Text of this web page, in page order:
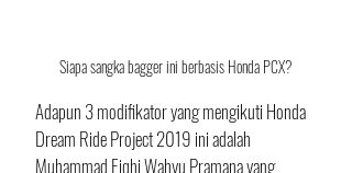
Siapa sangka bagger ini berbasis Honda PCX?
Adapun 3 modifikator yang mengikuti Honda
Dream Ride Project 2019 ini adalah
Muhammad Fiqhi Wahyu Pramana yang